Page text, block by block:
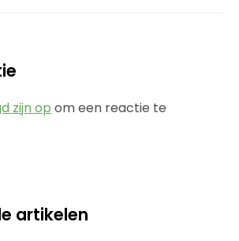
zijn op om een reactie te
artikelen